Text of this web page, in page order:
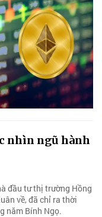
nhìn ngũ hành
đầu tư thị trường Hồng
về, đã chỉ ra thời
năm Bính Ngọ.